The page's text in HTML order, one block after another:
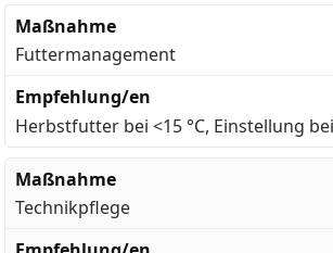
Futtermanagement
Herbstfutter bei <15 °C, Einstellung bei
Technikpflege